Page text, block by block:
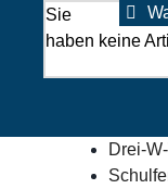
Sie
haben keine
Drei-